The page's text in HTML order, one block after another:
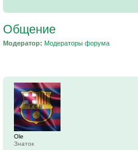
Общение
Модератор: Модераторы форума
Ole
Знаток